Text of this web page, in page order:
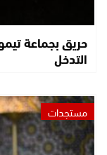
حريق بجماعة
التدخل
مستجدات